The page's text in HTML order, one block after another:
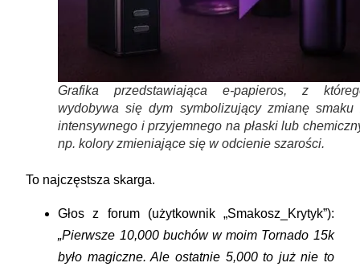
Grafika przedstawiająca e-papieros, z
wydobywa się dym symbolizujący zmianę smaku
intensywnego i przyjemnego na płaski lub
np. kolory zmieniające się w odcienie szarości.
To najczęstsza skarga.
Głos z forum (użytkownik „Smakosz_Krytyk”):
„Pierwsze 10,000 buchów w moim Tornado 15k
było magiczne. Ale ostatnie 5,000 to już nie to